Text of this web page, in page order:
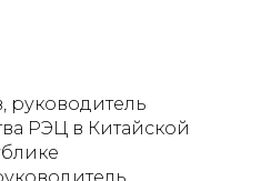
руководитель
РЭЦ в Китайской